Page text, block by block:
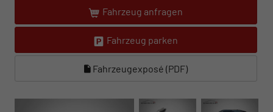
Fahrzeug anfragen
Fahrzeug parken
Fahrzeugexposé (PDF)